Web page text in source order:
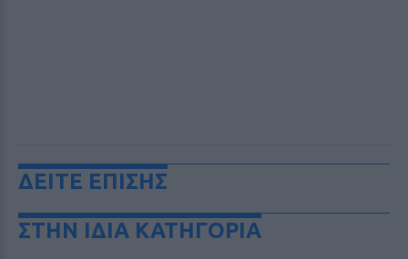
ΔΕΙΤΕ ΕΠΙΣΗΣ
ΣΤΗΝ ΙΔΙΑ ΚΑΤΗΓΟΡΙΑ